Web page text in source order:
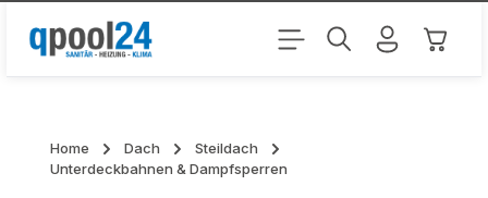
Zum Hauptinhalt springen
Home Dach
Steildach
Unterdeckbahnen & Dampfsperren